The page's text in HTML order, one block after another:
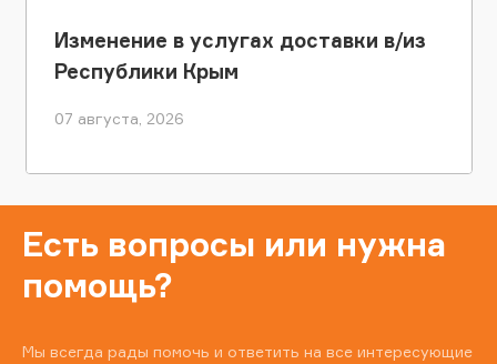
Изменение в услугах доставки в/из
Республики Крым
07 августа, 2026
Есть вопросы или нужна
помощь?
Мы всегда рады помочь и ответить на все интересующие